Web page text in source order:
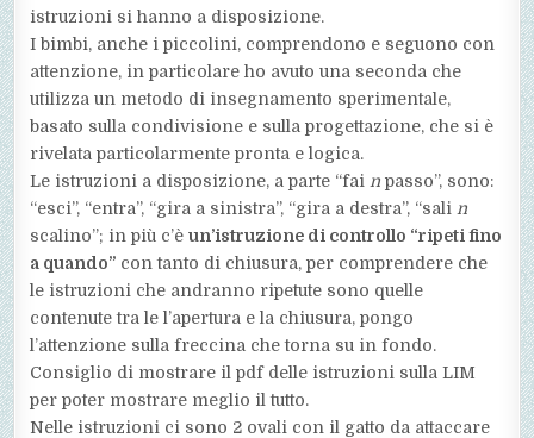
istruzioni si hanno a disposizione.
I bimbi, anche i piccolini, comprendono e seguono con
attenzione, in particolare ho avuto una seconda che
utilizza un metodo di insegnamento sperimentale,
basato sulla condivisione e sulla progettazione, che si è
rivelata particolarmente pronta e logica.
Le istruzioni a disposizione, a parte “fai n passo”, sono:
“esci”, “entra”, “gira a sinistra”, “gira a destra”, “sali n
scalino”; in più c’èun’istruzione di controllo “ripeti fino
a quando” con tanto di chiusura, per comprendere che
le istruzioni che andranno ripetute sono quelle
contenute tra le l’apertura e la chiusura, pongo
l’attenzione sulla freccina che torna su in fondo.
Consiglio di mostrare il pdf delle istruzioni sulla LIM
per poter mostrare meglio il tutto.
Nelle istruzioni ci sono 2 ovali con il gatto da attaccare